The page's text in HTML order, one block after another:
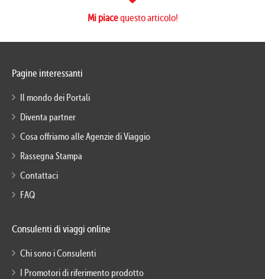
Mi piacequesto articolo!
Pagine interessanti
Il mondo dei Portali
Diventa partner
Cosa offriamo alle Agenzie di Viaggio
Rassegna Stampa
Contattaci
FAQ
Consulenti di viaggi online
Chi sono i Consulenti
I Promotori di riferimento prodotto